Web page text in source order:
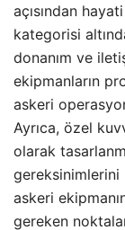
açısından
kategorisi
donanım ve
ekipmanların
askeri
Ayrıca, özel
olarak
gereksinimlerini
askeri
gereken